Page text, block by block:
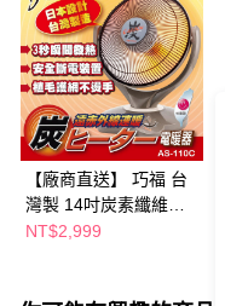
【廠商直送】 巧福 台
灣製 14吋炭素纖維電
暖器 AS-110C (大)
NT$2,999